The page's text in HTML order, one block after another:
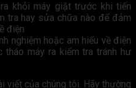
khỏi máy giặt trước khi tiến
tra hay sửa chữa nào để đảm
điện
nghiệm hoặc am hiểu về điện
máy ra kiểm tra tránh hư
viết của chúng tôi. Hãy thường